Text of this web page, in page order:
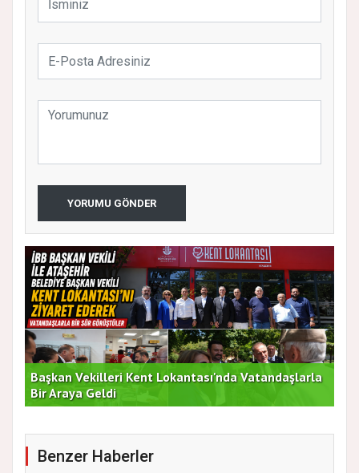
YORUMU GÖNDER
Başkan Vekilleri Kent Lokantası'nda Vatandaşlarla
Bir Araya Geldi
Benzer Haberler